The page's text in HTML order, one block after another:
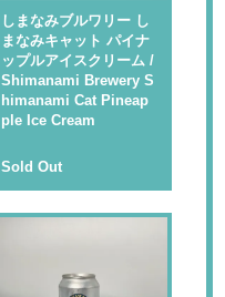
しまなみブルワリー し
まなみキャット パイナ
ップルアイスクリーム /
Shimanami Brewery S
himanami Cat Pineap
ple Ice Cream
Sold Out